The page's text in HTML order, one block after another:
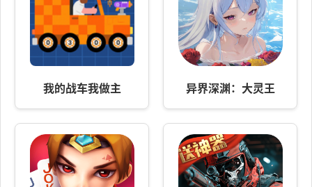
我的战车我做主 异界深渊：大灵王